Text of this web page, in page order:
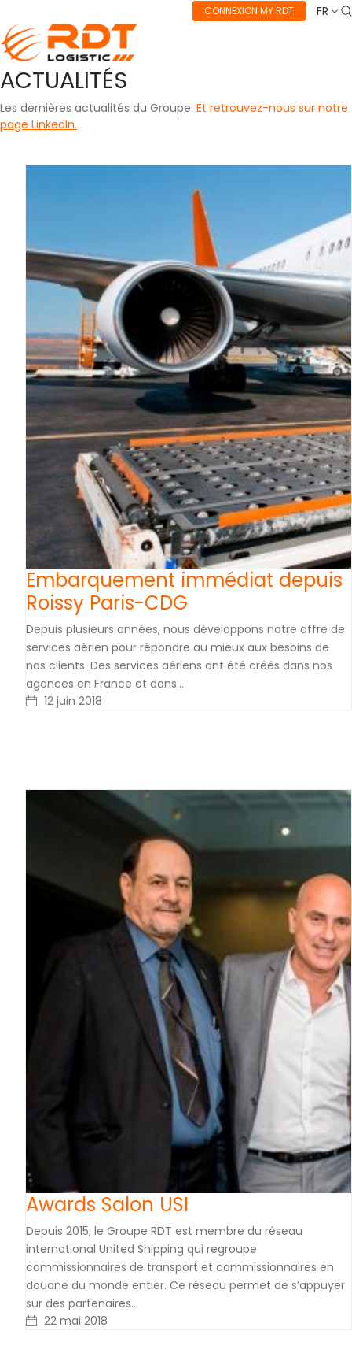
CONNEXION MY RDT FR
ACTUALITÉS
Les dernières actualités du Groupe. Et retrouvez-nous sur notre
page LinkedIn.
Embarquement immédiat depuis
Roissy Paris-CDG
Depuis plusieurs années, nous développons notre offre de
services aérien pour répondre au mieux aux besoins de
nos clients. Des services aériens ont été créés dans nos
agences en France et dans…
12 juin 2018
Awards Salon USI
Depuis 2015, le Groupe RDT est membre du réseau
international United Shipping qui regroupe
commissionnaires de transport et commissionnaires en
douane du monde entier. Ce réseau permet de s’appuyer
sur des partenaires…
22 mai 2018